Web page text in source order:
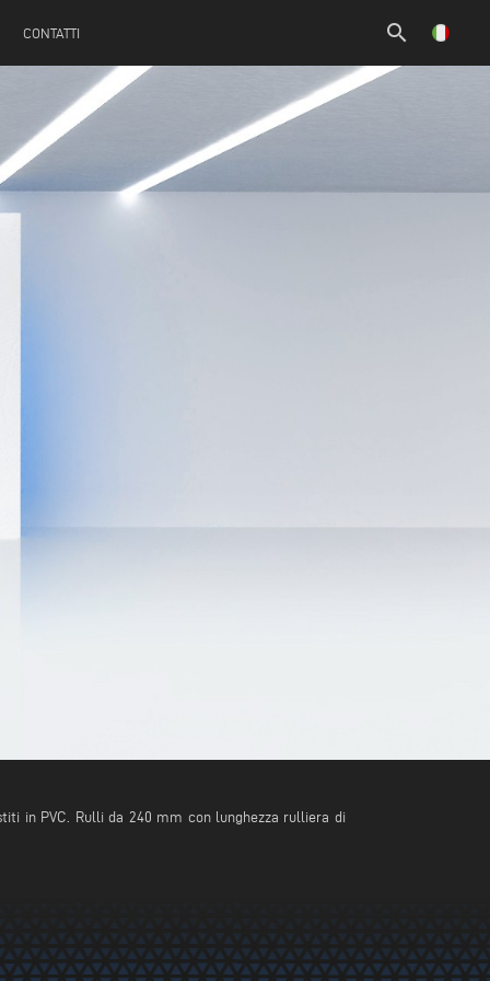
CONTATTI search
in PVC. Rulli da 240 mm con lunghezza rulliera di